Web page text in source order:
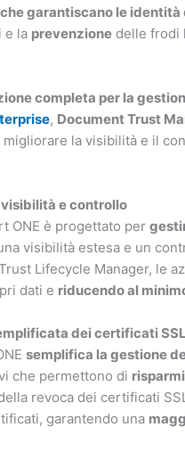
garantiscano le identità
e la prevenzione delle frodi
completa per la
, Document Trust
migliorare la visibilità e il
e controllo
ONE è progettato per
visibilità estesa e un
Lifecycle Manager, le
dati e riducendo al
dei certificati
semplifica la gestione
che permettono di
revoca dei certificati
garantendo una